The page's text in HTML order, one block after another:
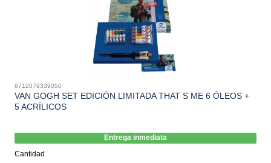
8712079339050
VAN GOGH SET EDICIÓN LIMITADA THAT S ME 6 ÓLEOS +
5 ACRÍLICOS
Entrega inmediata
Cantidad